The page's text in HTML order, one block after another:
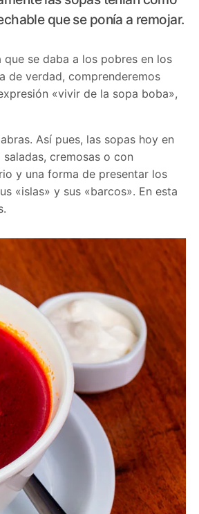
que se ponía a remojar.
se daba a los pobres en los
de verdad, comprenderemos
«vivir de la sopa boba»,
Así pues, las sopas hoy en
cremosas o con
y una forma de presentar los
«islas» y sus «barcos». En esta